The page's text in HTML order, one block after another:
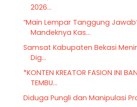
2026...
“Main Lempar Tanggung
Mandeknya Kas...
Samsat Kabupaten Bekasi
Dig...
*KONTEN KREATOR FASION INI
TEMBU...
Diduga Pungli dan Manipulasi